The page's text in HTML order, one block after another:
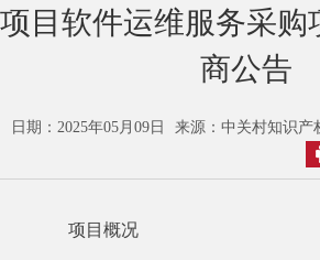
项目软件运维服务采购
商公告
日期：2025年05月09日
来源：中关村知识产
项目概况